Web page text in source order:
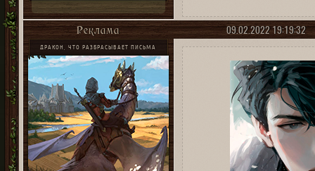
09.02.2022 19:19:32
Реклама
ДРАКОН, ЧТО РАЗБРАСЫВАЕТ ПИСЬМА